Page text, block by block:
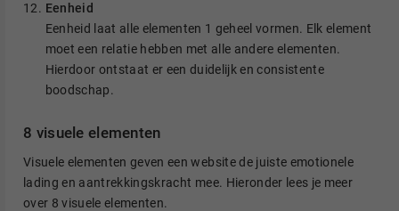
Eenheid
Eenheid laat alle elementen 1 geheel vormen. Elk element
moet een relatie hebben met alle andere elementen.
Hierdoor ontstaat er een duidelijk en consistente
boodschap.
8 visuele elementen
Visuele elementen geven een website de juiste emotionele
lading en aantrekkingskracht mee. Hieronder lees je meer
over 8 visuele elementen.